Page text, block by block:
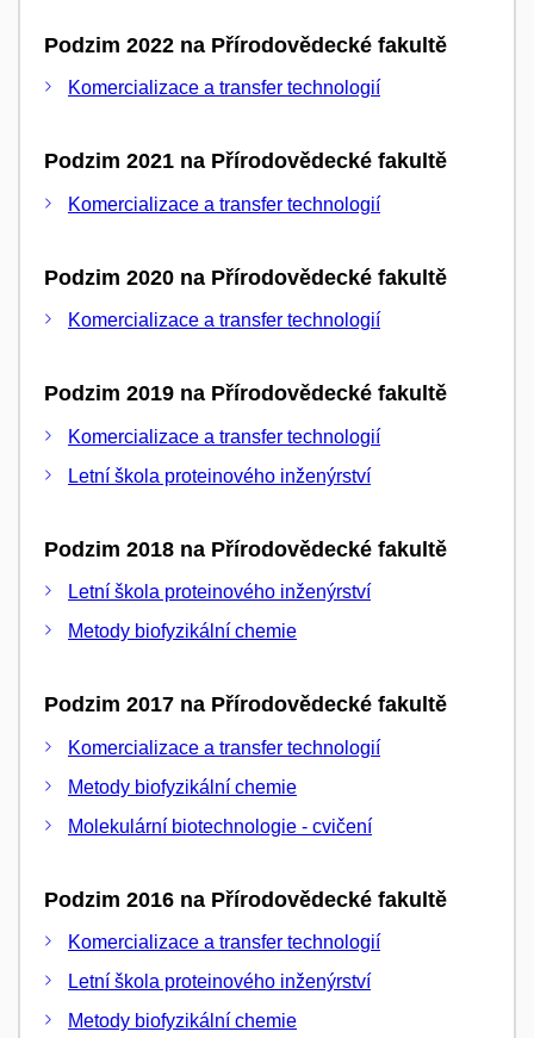
Podzim 2022 na Přírodovědecké fakultě
Komercializace a transfer technologií
Podzim 2021 na Přírodovědecké fakultě
Komercializace a transfer technologií
Podzim 2020 na Přírodovědecké fakultě
Komercializace a transfer technologií
Podzim 2019 na Přírodovědecké fakultě
Komercializace a transfer technologií
Letní škola proteinového inženýrství
Podzim 2018 na Přírodovědecké fakultě
Letní škola proteinového inženýrství
Metody biofyzikální chemie
Podzim 2017 na Přírodovědecké fakultě
Komercializace a transfer technologií
Metody biofyzikální chemie
Molekulární biotechnologie - cvičení
Podzim 2016 na Přírodovědecké fakultě
Komercializace a transfer technologií
Letní škola proteinového inženýrství
Metody biofyzikální chemie